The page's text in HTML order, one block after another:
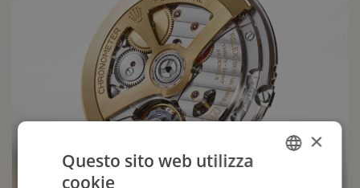
×
Questo sito web utilizza
cookie